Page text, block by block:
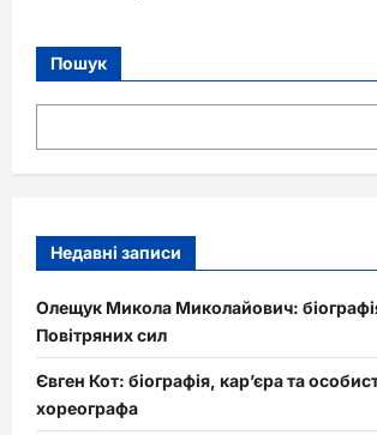
Пошук
Недавні записи
Олещук Микола Миколайович:
Повітряних сил
Євген Кот: біографія, кар’єра та
хореографа